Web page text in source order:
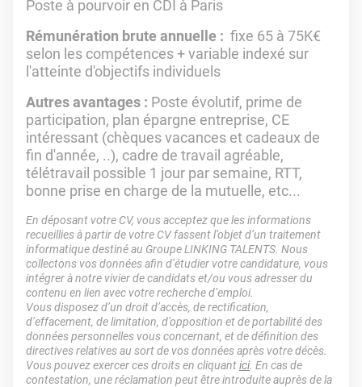
Poste à pourvoir en CDI à Paris
Rémunération brute annuelle : fixe 65 à 75K€
selon les compétences + variable indexé sur
l'atteinte d'objectifs individuels
Autres avantages : Poste évolutif, prime de
participation, plan épargne entreprise, CE
intéressant (chèques vacances et cadeaux de
fin d'année, ..), cadre de travail agréable,
télétravail possible 1 jour par semaine, RTT,
bonne prise en charge de la mutuelle, etc...
En déposant votre CV, vous acceptez que les informations
recueillies à partir de votre CV fassent l’objet d’un traitement
informatique destiné au Groupe LINKING TALENTS. Nous
collectons vos données afin d’étudier votre candidature, vous
intégrer à notre vivier de candidats et/ou vous adresser du
contenu en lien avec votre recherche d’emploi.
Vous disposez d’un droit d’accès, de rectification,
d’effacement, de limitation, d’opposition et de portabilité des
données personnelles vous concernant, et de définition des
directives relatives au sort de vos données après votre décès.
Vous pouvez exercer ces droits en cliquantici. En cas de
contestation, une réclamation peut être introduite auprès de la